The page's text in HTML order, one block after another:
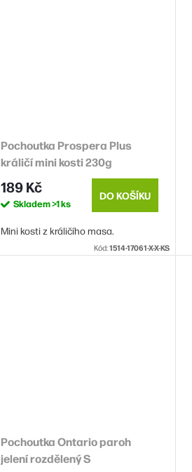
Pochoutka Prospera Plus
králičí mini kosti 230g
189 Kč
Skladem>1 ks
DO KOŠÍKU
Mini kosti z králičího masa.
Kód:1514-17061-X-X-KS
Pochoutka Ontario paroh
jelení rozdělený S